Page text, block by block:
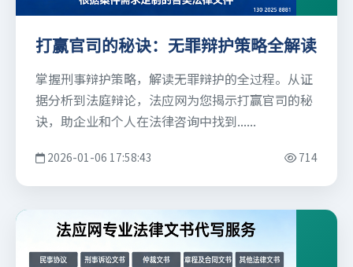
打赢官司的秘诀：无罪辩护策略全解读
掌握刑事辩护策略，解读无罪辩护的全过程。从证
据分析到法庭辩论，法应网为您揭示打赢官司的秘
诀，助企业和个人在法律咨询中找到......
2026-01-06 17:58:43 714